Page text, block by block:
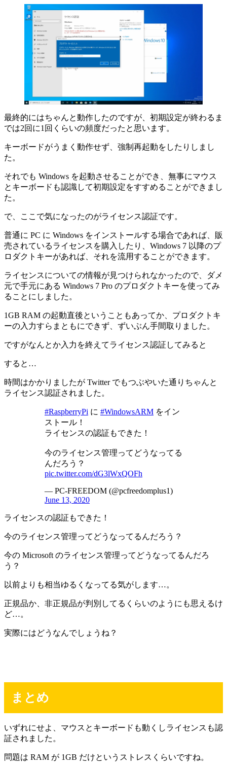
最終的にはちゃんと動作したのですが、初期設定が終わるま
では2回に1回くらいの頻度だったと思います。
キーボードがうまく動作せず、強制再起動をしたりしまし
た。
それでも Windows を起動させることができ、無事にマウス
とキーボードも認識して初期設定をすすめることができまし
た。
で、ここで気になったのがライセンス認証です。
普通に PC に Windows をインストールする場合であれば、販
売されているライセンスを購入したり、Windows 7 以降のプ
ロダクトキーがあれば、それを流用することができます。
ライセンスについての情報が見つけられなかったので、ダメ
元で手元にある Windows 7 Pro のプロダクトキーを使ってみ
ることにしました。
1GB RAM の起動直後ということもあってか、プロダクトキ
ーの入力すらまともにできず、ずいぶん手間取りました。
ですがなんとか入力を終えてライセンス認証してみると
すると…
時間はかかりましたが Twitter でもつぶやいた通りちゃんと
ライセンス認証されました。
#RaspberryPi に #WindowsARM をイン
ストール！
ライセンスの認証もできた！
今のライセンス管理ってどうなってる
んだろう？
pic.twitter.com/dG3lWxQOFh
— PC-FREEDOM (@pcfreedomplus1)
June 13, 2020
ライセンスの認証もできた！
今のライセンス管理ってどうなってるんだろう？
今の Microsoft のライセンス管理ってどうなってるんだろ
う？
以前よりも相当ゆるくなってる気がします…。
正規品か、非正規品が判別してるくらいのようにも思えるけ
ど…。
実際にはどうなんでしょうね？
まとめ
いずれにせよ、マウスとキーボードも動くしライセンスも認
証されました。
問題は RAM が 1GB だけというストレスくらいですね。